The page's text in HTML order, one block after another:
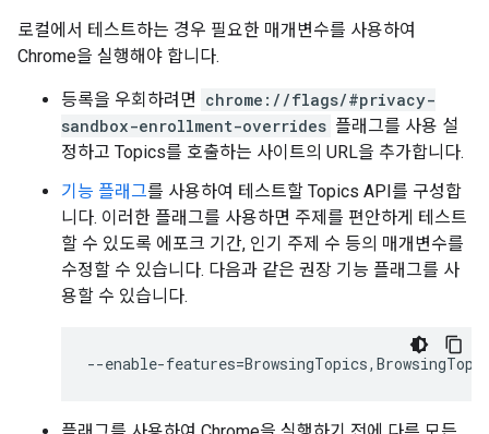
로컬에서 테스트하는 경우 필요한 매개변수를 사용하여
Chrome을 실행해야 합니다.
등록을 우회하려면 chrome://flags/#privacy-
sandbox-enrollment-overrides 플래그를 사용 설
정하고 Topics를 호출하는 사이트의 URL을 추가합니다.
기능 플래그를 사용하여 테스트할 Topics API를 구성합
니다. 이러한 플래그를 사용하면 주제를 편안하게 테스트
할 수 있도록 에포크 기간, 인기 주제 수 등의 매개변수를
수정할 수 있습니다. 다음과 같은 권장 기능 플래그를 사
용할 수 있습니다.
--enable-features=